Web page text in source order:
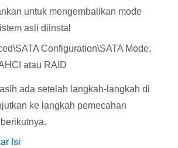
untuk mengembalikan mode
asli diinstal
Configuration\SATA Mode,
atau RAID
ada setelah langkah-langkah di
ke langkah pemecahan
Isi